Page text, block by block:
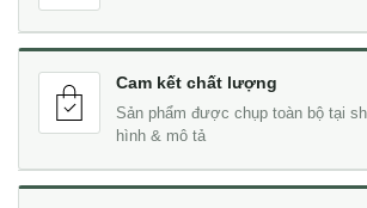
Cam kết chất lượng
Sản phẩm được chụp toàn bộ tại
hình & mô tả